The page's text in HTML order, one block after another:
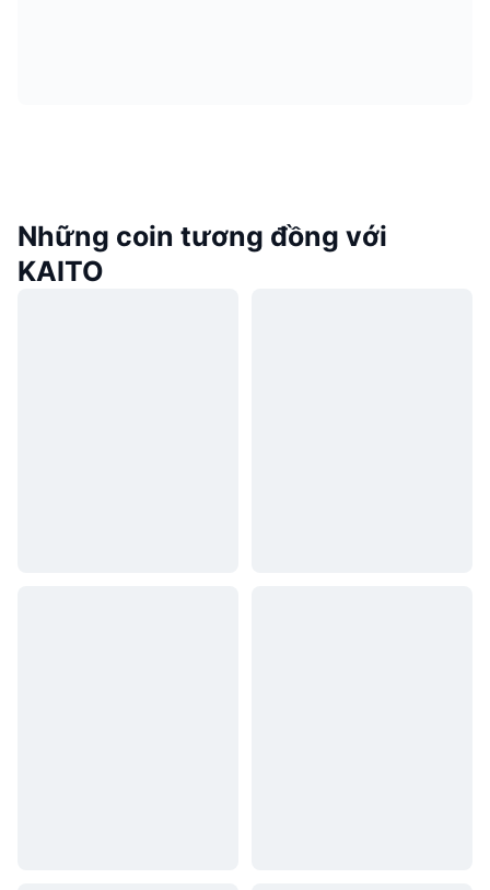
Những coin tương đồng với
KAITO